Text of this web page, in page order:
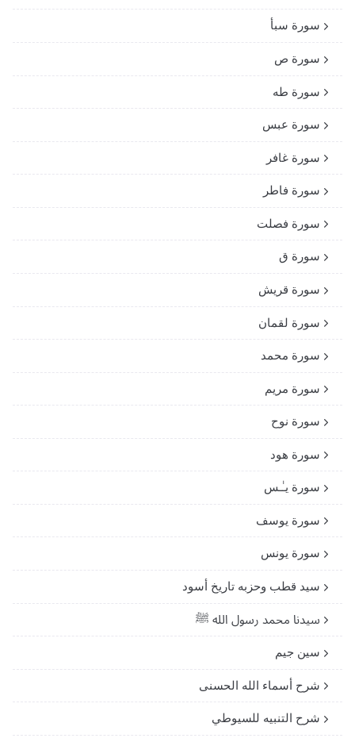
سورة سبأ
سورة ص
سورة طه
سورة عبس
سورة غافر
سورة فاطر
سورة فصلت
سورة ق
سورة قريش
سورة لقمان
سورة محمد
سورة مريم
سورة نوح
سورة هود
سورة يـٰـس
سورة يوسف
سورة يونس
سيد قطب وحزبه تاريخ أسود
سيدنا محمد رسول الله ﷺ
سين جيم
شرح أسماء الله الحسنى
شرح التنبيه للسيوطي